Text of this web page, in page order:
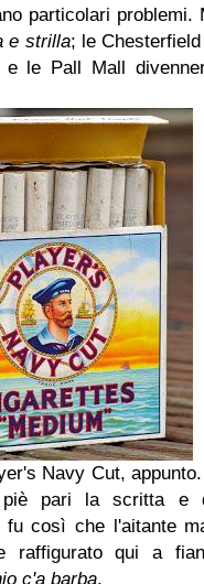
particolari problemi.
e strilla; le
e le Pall Mall
Navy Cut,
pari la scritta e
così che l'aitante
raffigurato qui a
c'a barba.